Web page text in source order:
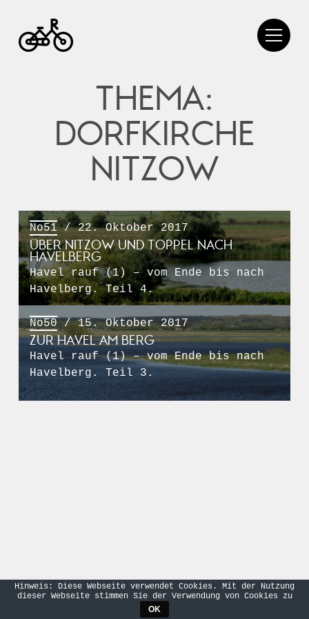
THEMA:
DORFKIRCHE
NITZOW
No51/ 22. Oktober 2017
ÜBER NITZOW UND TOPPEL NACH
HAVELBERG
Havel rauf (1) – vom Ende bis nach
Havelberg. Teil 4.
No50 / 15. Oktober 2017
ZUR HAVEL AM BERG
Havel rauf (1) – vom Ende bis nach
Havelberg. Teil 3.
Hinweis: Diese Webseite verwendet Cookies. Mit der Nutzung
dieser Webseite stimmen Sie der Verwendung von Cookies zu
OK